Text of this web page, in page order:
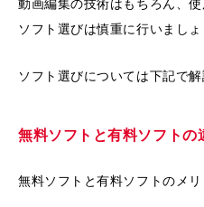
ソフト選びは慎重に行いましょ
ソフト選びについては下記で
無料ソフトと有料ソフトの
無料ソフトと有料ソフトのメ